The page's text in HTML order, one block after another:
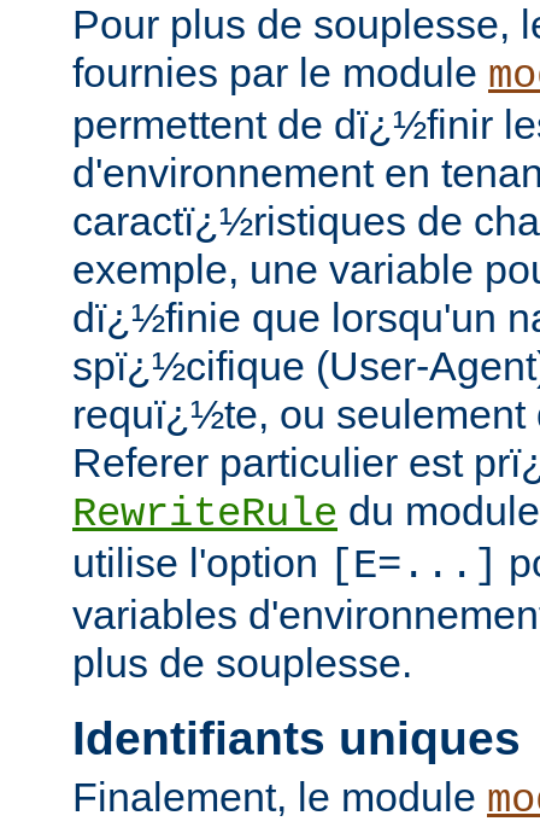
Pour plus de souplesse,
fournies par le module
permettent de dï¿½finir
d'environnement en
caractï¿½ristiques de
exemple, une variable
dï¿½finie que lorsqu'un
spï¿½cifique (User-
requï¿½te, ou
Referer particulier est
RewriteRule du
utilise l'option [E=...]
variables
plus de souplesse.
Identifiants uniques
Finalement, le module